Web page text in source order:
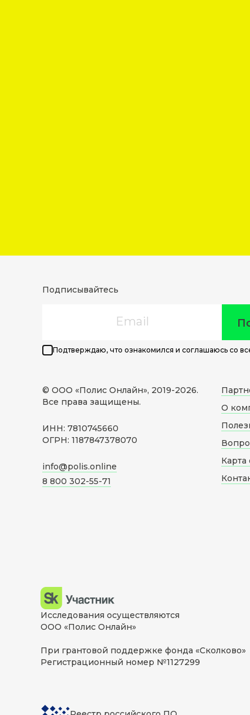
Подписывайтесь
Подтверждаю, что ознакомился и соглашаюсь со
© ООО «Полис Онлайн», 2019-2026.
Все права защищены.
ИНН: 7810745660
ОГРН: 1187847378070
info@polis.online
8 800 302-55-71
О
Карта
Исследования осуществляются
ООО «Полис Онлайн»
При грантовой поддержке фонда «Сколково»
Регистрационный номер №1127299